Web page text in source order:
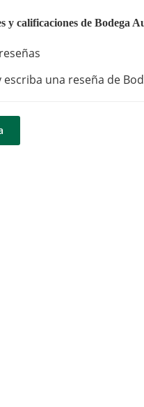
y calificaciones de Bodega
escriba una reseña de